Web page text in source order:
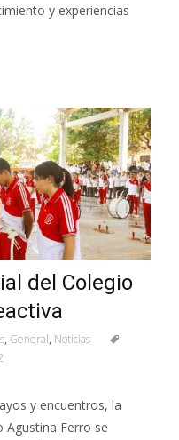
y experiencias
del Colegio
, General, Noticias
y encuentros, la
Agustina Ferro se